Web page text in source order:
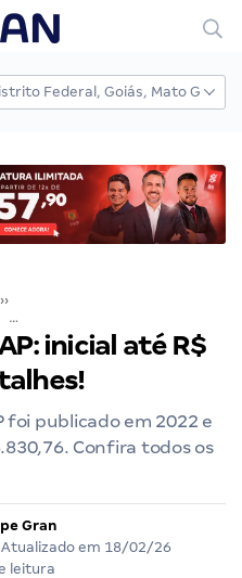
››
inicial até R$
foi publicado em 2022 e
Confira todos os
Gran
Atualizado em 18/02/26
leitura